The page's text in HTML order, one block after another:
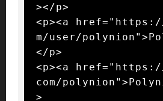
></p>
<p><a
m/user/
</p>
<p><a
com/
>